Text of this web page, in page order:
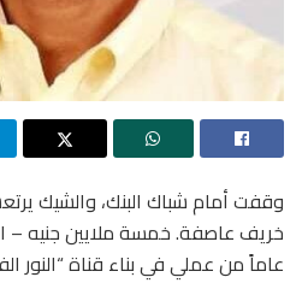
وقفت أمام شباك البنك، والشيك
خريف عاصفة. خمسة ملايين جنيه –
عاماً من عملي في بناء قناة “النور